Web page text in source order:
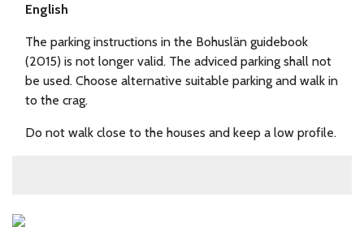
English
The parking instructions in the Bohuslän guidebook
(2015) is not longer valid. The adviced parking shall not
be used. Choose alternative suitable parking and walk in
to the crag.
Do not walk close to the houses and keep a low profile.